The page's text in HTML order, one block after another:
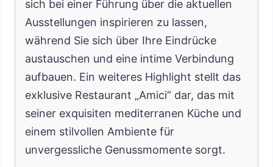
sich bei einer Führung über die aktuellen
Ausstellungen inspirieren zu lassen,
während Sie sich über Ihre Eindrücke
austauschen und eine intime Verbindung
aufbauen. Ein weiteres Highlight stellt das
exklusive Restaurant „Amici“ dar, das mit
seiner exquisiten mediterranen Küche und
einem stilvollen Ambiente für
unvergessliche Genussmomente sorgt.